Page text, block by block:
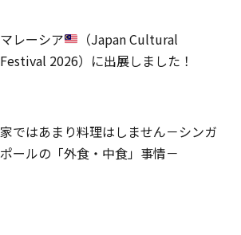
マレーシア
（Japan Cultural
Festival 2026）に出展しました！
家ではあまり料理はしません－シンガ
ポールの「外食・中食」事情－